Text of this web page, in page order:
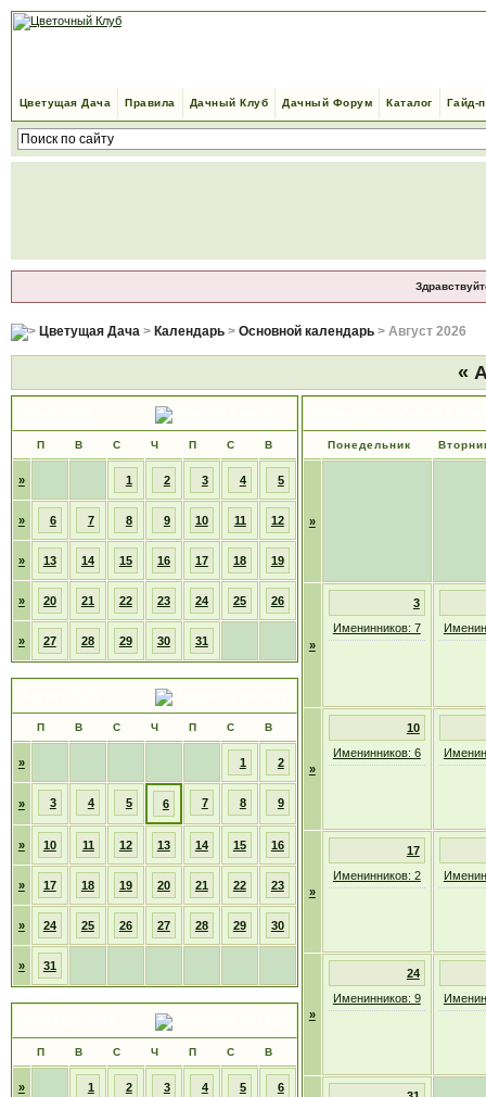
Цветущая Дача Правила Дачный Клуб Дачный Форум Каталог Гайд-
Цветущая Дача> Календарь> Основной календарь> Август 2026
«
П В С Ч П С В
» 1 2 3 4 5
» 6 7 8 9 10 11 12
» 13 14 15 16 17 18 19
» 20 21 22 23 24 25 26
» 27 28 29 30 31
П В С Ч П С В
» 1 2
» 3 4 5 6 7 8 9
» 10 11 12 13 14 15 16
» 17 18 19 20 21 22 23
» 24 25 26 27 28 29 30
» 31
П В С Ч П С В
» 1 2 3 4 5 6
Понедельник
»
»
3
Именинников: 7
»
10
Именинников: 6
»
17
Именинников: 2
»
24
Именинников: 9